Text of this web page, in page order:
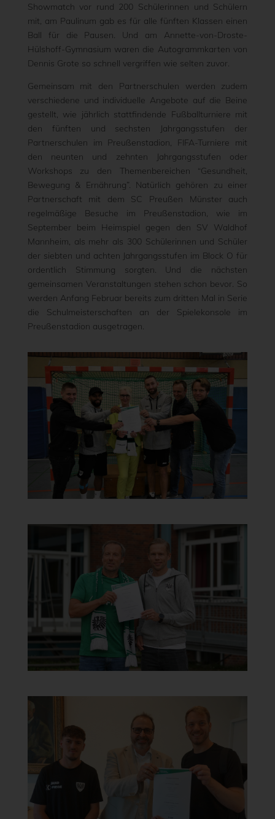
Showmatch vor rund 200 Schülerinnen und Schülern
mit, am Paulinum gab es für alle fünften Klassen einen
Ball für die Pausen. Und am Annette-von-Droste-
Hülshoff-Gymnasium waren die Autogrammkarten von
Dennis Grote so schnell vergriffen wie selten zuvor.
Gemeinsam mit den Partnerschulen werden zudem
verschiedene und individuelle Angebote auf die Beine
gestellt, wie jährlich stattfindende Fußballturniere mit
den fünften und sechsten Jahrgangsstufen der
Partnerschulen im Preußenstadion, FIFA-Turniere mit
den neunten und zehnten Jahrgangsstufen oder
Workshops zu den Themenbereichen “Gesundheit,
Bewegung & Ernährung”. Natürlich gehören zu einer
Partnerschaft mit dem SC Preußen Münster auch
regelmäßige Besuche im Preußenstadion, wie im
September beim Heimspiel gegen den SV Waldhof
Mannheim, als mehr als 300 Schülerinnen und Schüler
der siebten und achten Jahrgangsstufen im Block O für
ordentlich Stimmung sorgten. Und die nächsten
gemeinsamen Veranstaltungen stehen schon bevor. So
werden Anfang Februar bereits zum dritten Mal in Serie
die Schulmeisterschaften an der Spielekonsole im
Preußenstadion ausgetragen.